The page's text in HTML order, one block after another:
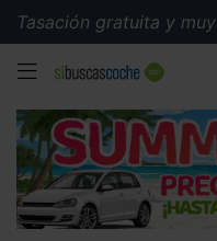
y muy
MENÚ